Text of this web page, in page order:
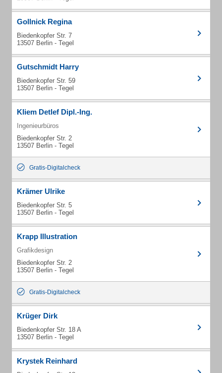
Gollnick Regina
Biedenkopfer Str. 7
13507 Berlin - Tegel
Gutschmidt Harry
Biedenkopfer Str. 59
13507 Berlin - Tegel
Kliem Detlef Dipl.-Ing.
Ingenieurbüros
Biedenkopfer Str. 2
13507 Berlin - Tegel
Gratis-Digitalcheck
Krämer Ulrike
Biedenkopfer Str. 5
13507 Berlin - Tegel
Krapp Illustration
Grafikdesign
Biedenkopfer Str. 2
13507 Berlin - Tegel
Gratis-Digitalcheck
Krüger Dirk
Biedenkopfer Str. 18 A
13507 Berlin - Tegel
Krystek Reinhard